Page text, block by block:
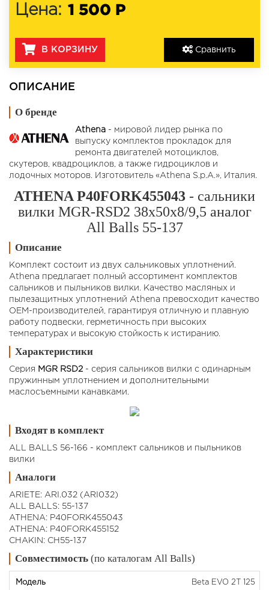
Сравнить
Цена: 1 500 Р
В КОРЗИНУ
ОПИСАНИЕ
О бренде
Athena - мировой лидер рынка по
выпуску комплектов прокладок для
ремонта двигателей мотоциклов,
скутеров, квадроциклов, а также гидроциклов и
лодочных моторов. Изготовитель «Athena S.p.A.», Италия.
ATHENA P40FORK455043 - сальники
вилки MGR-RSD2 38x50x8/9,5 аналог
All Balls 55-137
Описание
Комплект состоит из двух сальниковых уплотнений.
Athena предлагает полный ассортимент комплектов
сальников и пыльников вилки. Качество масляных и
пылезащитных уплотнений Athena превосходит качество
OEM-производителей, гарантируя отличную и плавную
работу подвески, герметичность при высоких
температурах и высокую стойкость к истиранию.
Характеристики
Серия MGR RSD2 - серия сальников вилки с одинарным
пружинным уплотнением и дополнительными
маслосъемными канавками.
Входят в комплект
ALL BALLS 56-166 - комплект сальников и пыльников
вилки
Аналоги
ARIETE: ARI.032 (ARI032)
ALL BALLS: 55-137
ATHENA: P40FORK455043
ATHENA: P40FORK455152
CHAKIN: CH55-137
Совместимость (по каталогам All Balls)
Beta EVO 2T 125